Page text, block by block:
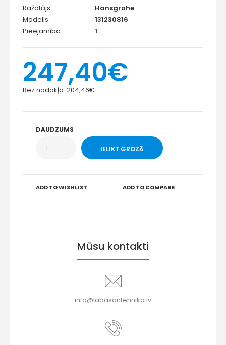
Ražotājs:
Hansgrohe
Modelis:
131230816
Pieejamība:
1
247,40€
Bez nodokļa: 204,46€
DAUDZUMS
ADD TO WISHLIST ADD TO COMPARE
Mūsu kontakti
info@labasantehnika.lv